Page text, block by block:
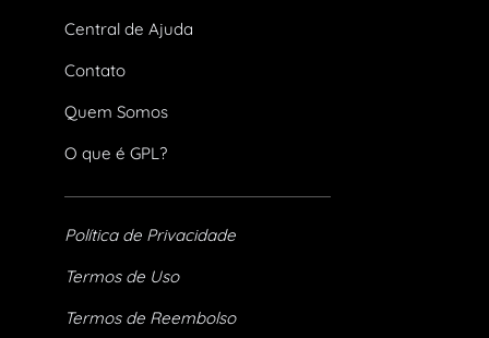
Central de Ajuda
Contato
Quem Somos
O que é GPL?
Política de Privacidade
Termos de Uso
Termos de Reembolso